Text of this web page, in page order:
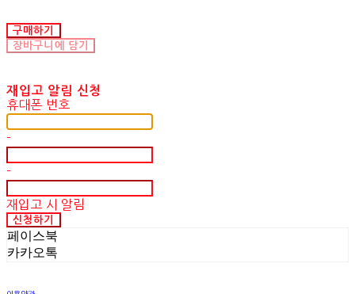
구매하기
장바구니에 담기
재입고 알림 신청
휴대폰 번호
-
-
재입고 시 알림
신청하기
페이스북
카카오톡